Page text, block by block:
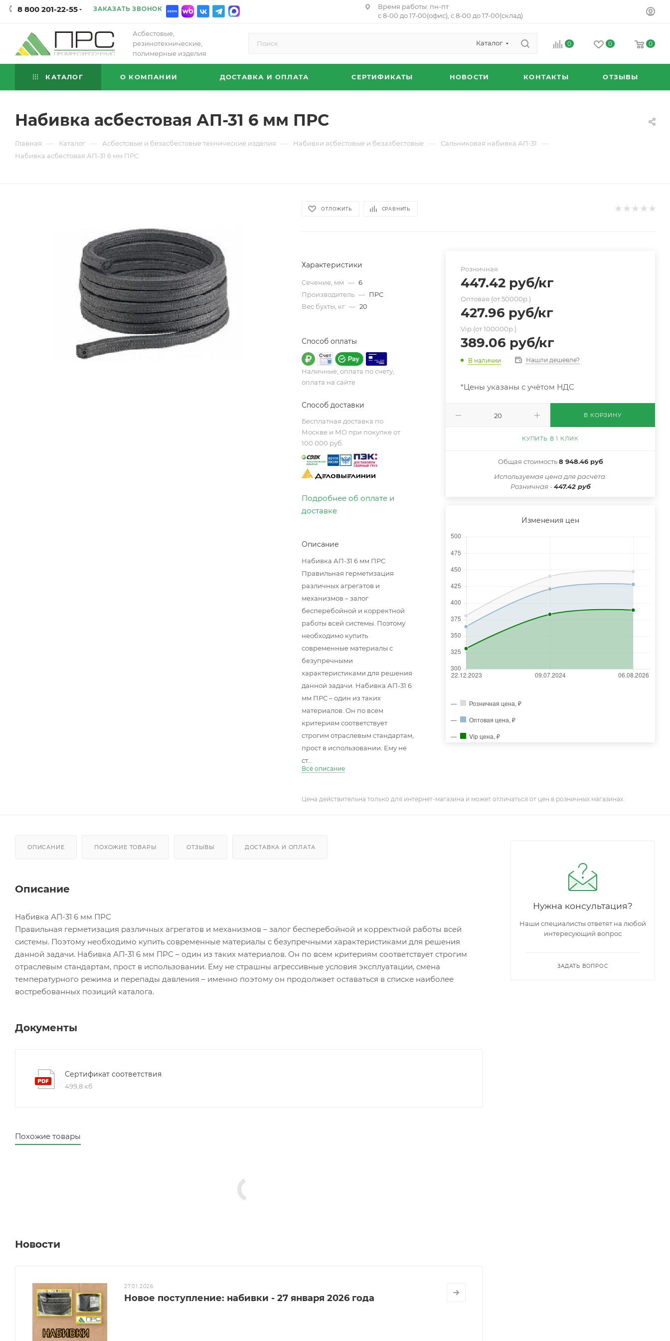
8 800 201-22-55 ЗАКАЗАТЬ ЗВОНОК
Время работы: пн-пт
с 8-00 до 17-00(офис), с 8-00 до 17-00(склад)
Асбестовые,
резинотехнические,
полимерные изделия
Каталог 0 0 0
КАТАЛОГ О КОМПАНИИ ДОСТАВКА И ОПЛАТА СЕРТИФИКАТЫ НОВОСТИ КОНТАКТЫ ОТЗЫВЫ
Набивка асбестовая АП-31 6 мм ПРС
Главная — Каталог — Асбестовые и безасбестовые технические изделия — Набивки асбестовые и безазбестовые — Сальниковая набивка АП-31 —
Набивка асбестовая АП-31 6 мм ПРС
ОТЛОЖИТЬ СРАВНИТЬ
Характеристики
Сечение, мм — 6
Производитель — ПРС
Вес бухты, кг — 20
Способ оплаты
Наличные, оплата по счету,
оплата на сайте
Способ доставки
Бесплатная доставка по
Москве и МО при покупке от
100 000 руб.
Подробнее об оплате и
доставке
Описание
Набивка АП-31 6 мм ПРС
Правильная герметизация
различных агрегатов и
механизмов – залог
бесперебойной и корректной
работы всей системы. Поэтому
необходимо купить
современные материалы с
безупречными
характеристиками для решения
данной задачи. Набивка АП-31 6
мм ПРС – один из таких
материалов. Он по всем
критериям соответствует
строгим отраслевым стандартам,
прост в использовании. Ему не
ст...
Всё описание
Розничная
447.42 руб/кг
Оптовая (от 50000р.)
427.96 руб/кг
Vip (от 100000р.)
389.06 руб/кг
В наличии Нашли дешевле?
*Цены указаны с учётом НДС
В КОРЗИНУ
КУПИТЬ В 1 КЛИК
Общая стоимость8 948.46 руб
Иcпользуемая цена для расчёта:
Розничная -447.42 руб
Изменения цен
Розничная цена, ₽
Оптовая цена, ₽
Vip цена, ₽
Цена действительна только для интернет-магазина и может отличаться от цен в розничных магазинах
ОПИСАНИЕ ПОХОЖИЕ ТОВАРЫ ОТЗЫВЫ ДОСТАВКА И ОПЛАТА
Описание
Набивка АП-31 6 мм ПРС
Правильная герметизация различных агрегатов и механизмов – залог бесперебойной и корректной работы всей
системы. Поэтому необходимо купить современные материалы с безупречными характеристиками для решения
данной задачи. Набивка АП-31 6 мм ПРС – один из таких материалов. Он по всем критериям соответствует строгим
отраслевым стандартам, прост в использовании. Ему не страшны агрессивные условия эксплуатации, смена
температурного режима и перепады давления – именно поэтому он продолжает оставаться в списке наиболее
востребованных позиций каталога.
Документы
Сертификат соответствия
499,8 кб
Похожие товары
Новости
27.01.2026
Новое поступление: набивки - 27 января 2026 года
Нужна консультация?
Наши специалисты ответят на любой
интересующий вопрос
ЗАДАТЬ ВОПРОС